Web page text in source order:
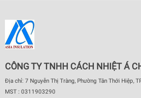
CÔNG TY TNHH CÁCH NHIỆT Á
Địa chỉ: 7 Nguyễn Thị Tràng, Phường Tân Thới Hiệp,
MST : 0311903290